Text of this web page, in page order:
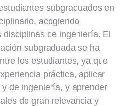
subgraduados en
acogiendo
de ingeniería. El
subgraduada se ha
los estudiantes, ya que
práctica, aplicar
de ingeniería, y aprender
de gran relevancia y